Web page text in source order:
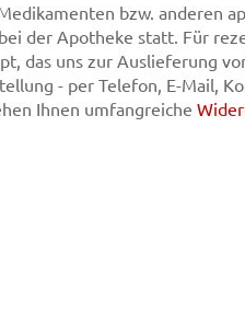
bzw. anderen
der Apotheke statt. Für
das uns zur Auslieferung
- per Telefon, E-Mail,
Ihnen umfangreiche